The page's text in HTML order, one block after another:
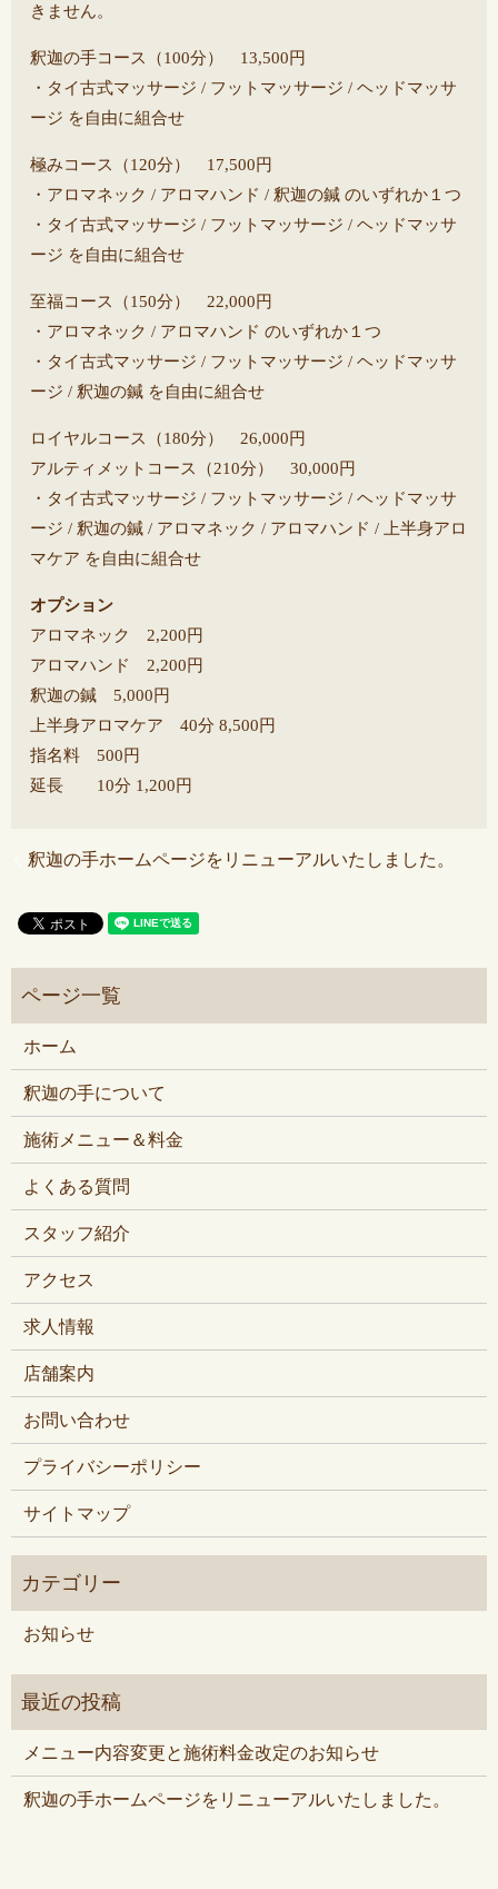
きません。
釈迦の手コース（100分） 13,500円
・タイ古式マッサージ / フットマッサージ / ヘッドマッサ
ージ を自由に組合せ
極みコース（120分） 17,500円
・アロマネック / アロマハンド / 釈迦の鍼 のいずれか１つ
・タイ古式マッサージ / フットマッサージ / ヘッドマッサ
ージ を自由に組合せ
至福コース（150分） 22,000円
・アロマネック / アロマハンド のいずれか１つ
・タイ古式マッサージ / フットマッサージ / ヘッドマッサ
ージ / 釈迦の鍼 を自由に組合せ
ロイヤルコース（180分） 26,000円
アルティメットコース（210分） 30,000円
・タイ古式マッサージ / フットマッサージ / ヘッドマッサ
ージ / 釈迦の鍼 / アロマネック / アロマハンド / 上半身アロ
マケア を自由に組合せ
オプション
アロマネック 2,200円
アロマハンド 2,200円
釈迦の鍼 5,000円
上半身アロマケア 40分 8,500円
指名料 500円
延長 10分 1,200円
釈迦の手ホームページをリニューアルいたしました。
ホーム
釈迦の手について
施術メニュー＆料金
よくある質問
スタッフ紹介
アクセス
求人情報
店舗案内
お問い合わせ
プライバシーポリシー
サイトマップ
お知らせ
メニュー内容変更と施術料金改定のお知らせ
釈迦の手ホームページをリニューアルいたしました。